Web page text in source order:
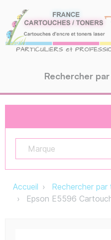
Rechercher
Marque
Accueil Rechercher
Epson E5596